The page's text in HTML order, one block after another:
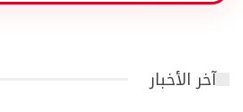
آخر الأخبار